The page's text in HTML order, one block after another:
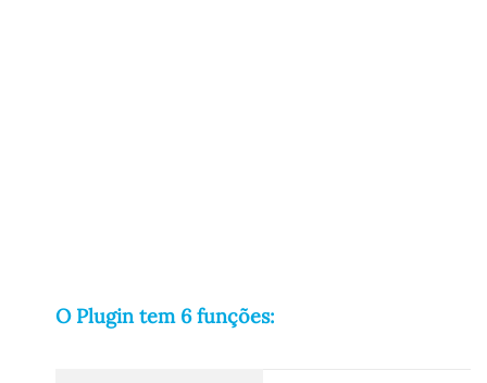
O Plugin tem 6 funções: